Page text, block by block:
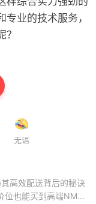
业的技术服务，
无语
高效配送背后的秘诀
也能买到高端NMN？